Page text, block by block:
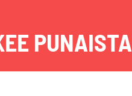
PUNAISTA